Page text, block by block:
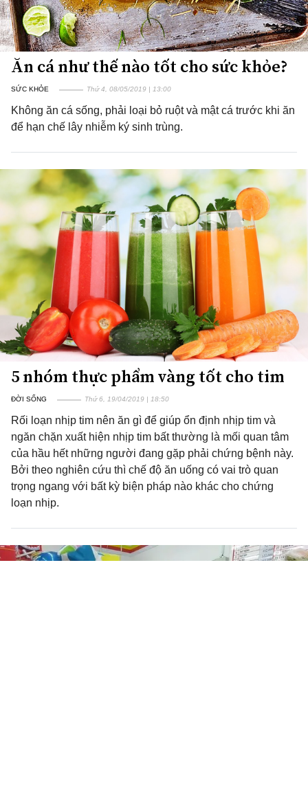
Ăn cá như thế nào tốt cho sức khỏe?
SỨC KHỎE Thứ 4, 08/05/2019 | 13:00
Không ăn cá sống, phải loại bỏ ruột và mật cá trước khi ăn
để hạn chế lây nhiễm ký sinh trùng.
5 nhóm thực phẩm vàng tốt cho tim
ĐỜI SỐNG Thứ 6, 19/04/2019 | 18:50
Rối loạn nhịp tim nên ăn gì để giúp ổn định nhịp tim và
ngăn chặn xuất hiện nhịp tim bất thường là mối quan tâm
của hầu hết những người đang gặp phải chứng bệnh này.
Bởi theo nghiên cứu thì chế độ ăn uống có vai trò quan
trọng ngang với bất kỳ biện pháp nào khác cho chứng
loạn nhịp.